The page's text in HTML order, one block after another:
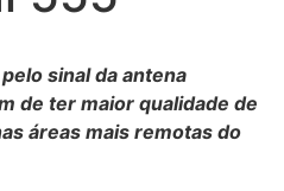
sinal da antena
de ter maior qualidade de
áreas mais remotas do